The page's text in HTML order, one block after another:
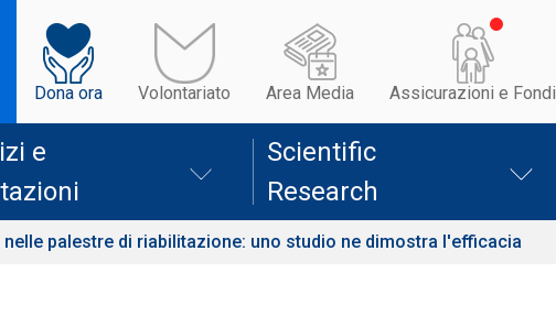
Dona ora Volontariato Area Media Assicurazioni e Fondi
e
Scientific
Research
nelle palestre di riabilitazione: uno studio ne dimostra l'efficacia